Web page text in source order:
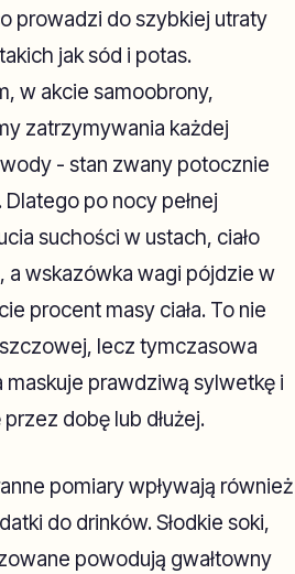
prowadzi do szybkiej utraty
jak sód i potas.
w akcie samoobrony,
zatrzymywania każdej
- stan zwany potocznie
po nocy pełnej
suchości w ustach, ciało
a wskazówka wagi pójdzie w
procent masy ciała. To nie
lecz tymczasowa
maskuje prawdziwą sylwetkę i
dobę lub dłużej.
pomiary wpływają również
do drinków. Słodkie soki,
powodują gwałtowny